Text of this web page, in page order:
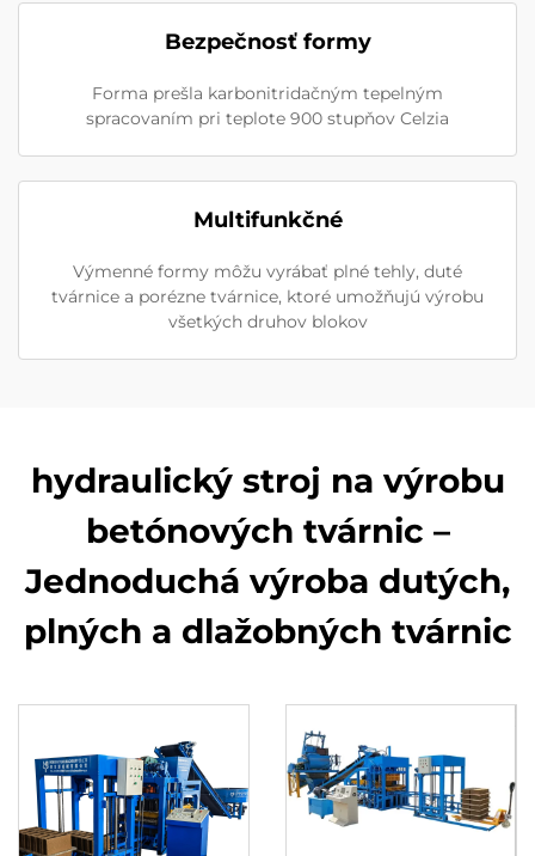
Bezpečnosť formy
Forma prešla karbonitridačným tepelným
spracovaním pri teplote 900 stupňov Celzia
Multifunkčné
Výmenné formy môžu vyrábať plné tehly, duté
tvárnice a porézne tvárnice, ktoré umožňujú výrobu
všetkých druhov blokov
hydraulický stroj na výrobu
betónových tvárnic –
Jednoduchá výroba dutých,
plných a dlažobných tvárnic